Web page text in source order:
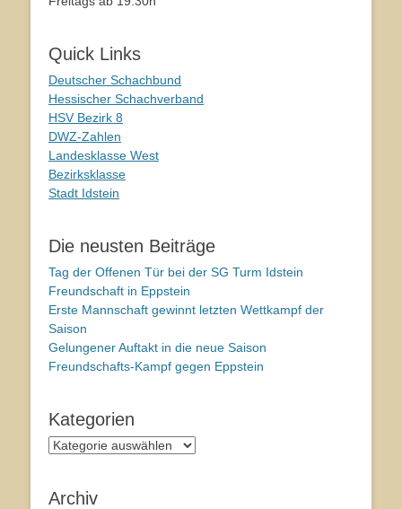
Quick Links
Deutscher Schachbund
Hessischer Schachverband
HSV Bezirk 8
DWZ-Zahlen
Landesklasse West
Bezirksklasse
Stadt Idstein
Die neusten Beiträge
Tag der Offenen Tür bei der SG Turm Idstein
Freundschaft in Eppstein
Erste Mannschaft gewinnt letzten Wettkampf der
Saison
Gelungener Auftakt in die neue Saison
Freundschafts-Kampf gegen Eppstein
Kategorien
Kategorien
Archiv